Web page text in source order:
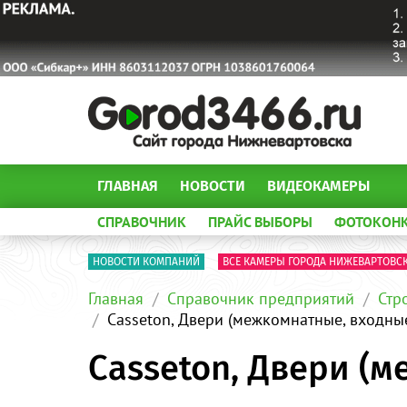
ГЛАВНАЯ НОВОСТИ ВИДЕОКАМЕРЫ
СПРАВОЧНИК ПРАЙС ВЫБОРЫ
НОВОСТИ КОМПАНИЙ ВСЕ КАМЕРЫ ГОРОДА
Главная Справочник предприятий
Casseton, Двери (межкомнатные,
Casseton, Двери